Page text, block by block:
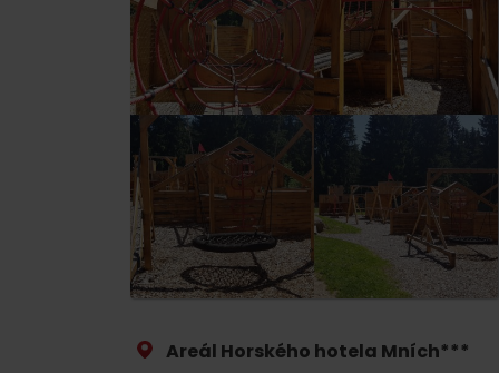
Ak ti škvŕka v bruchu
Reštaurácie
Kaviarne
Pivovary a vinárne
Salaše a koliby
Zimu a leto na Liptove
Areál Horského hotela Mních***